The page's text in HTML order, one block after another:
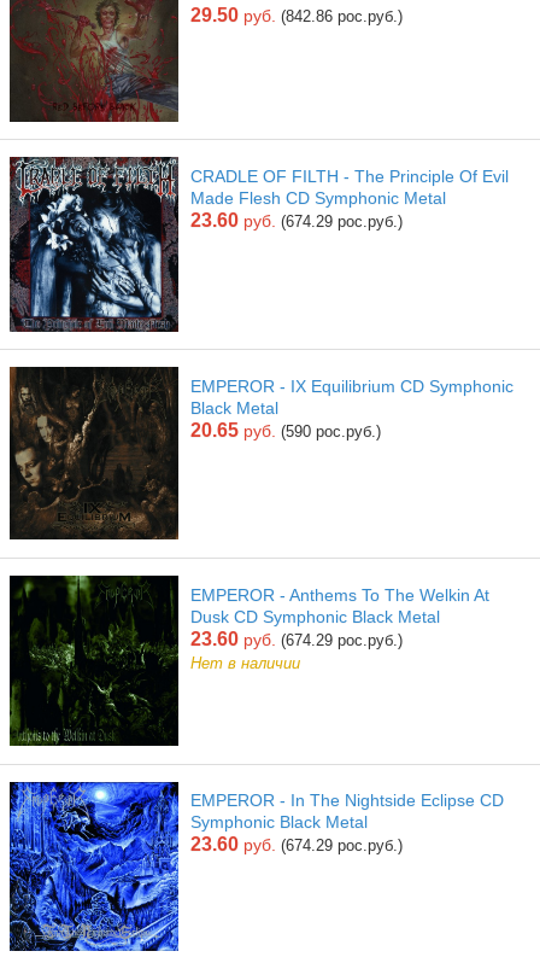
29.50 руб. (842.86 рос.руб.)
CRADLE OF FILTH - The Principle Of Evil
Made Flesh CD Symphonic Metal
23.60 руб. (674.29 рос.руб.)
EMPEROR - IX Equilibrium CD Symphonic
Black Metal
20.65 руб. (590 рос.руб.)
EMPEROR - Anthems To The Welkin At
Dusk CD Symphonic Black Metal
23.60 руб. (674.29 рос.руб.)
Нет в наличии
EMPEROR - In The Nightside Eclipse CD
Symphonic Black Metal
23.60 руб. (674.29 рос.руб.)